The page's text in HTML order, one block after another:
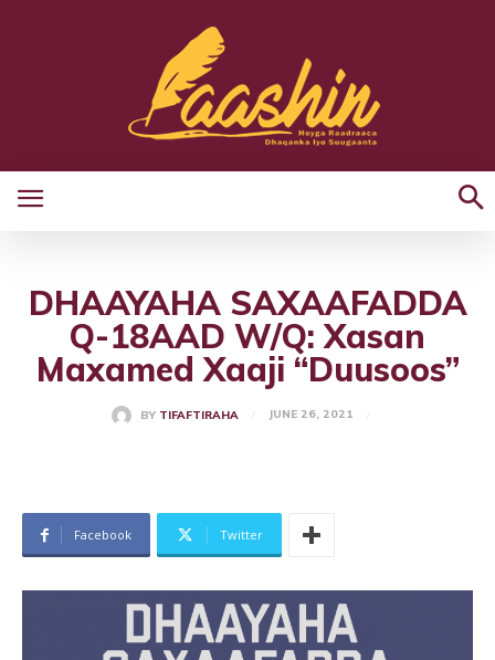
DHAAYAHA SAXAAFADDA
Q-18AAD W/Q: Xasan
Maxamed Xaaji “Duusoos”
BY TIFAFTIRAHA JUNE 26, 2021
Facebook Twitter